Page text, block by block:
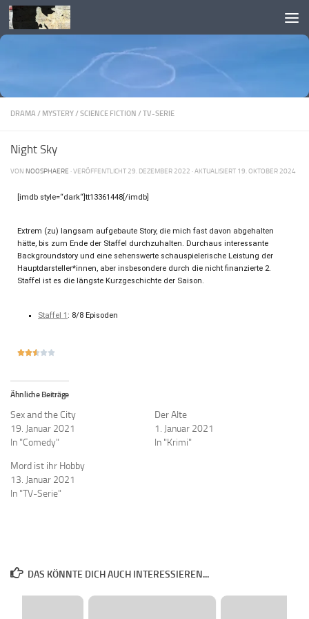
Skip to content
DRAMA / MYSTERY/ SCIENCE FICTION / TV-SERIE
Night Sky
VON NOOSPHAERE · VERÖFFENTLICHT29. DEZEMBER 2022 · AKTUALISIERT 19. OKTOBER 2024
[imdb style=“dark“]tt13361448[/imdb]
Extrem (zu) langsam aufgebaute Story, die mich fast davon abgehalten
hätte, bis zum Ende der Staffel durchzuhalten. Durchaus interessante
Backgroundstory und eine sehenswerte schauspielerische Leistung der
Hauptdarsteller*innen, aber insbesondere durch die nicht finanzierte 2.
Staffel ist es die längste Kurzgeschichte der Saison.
Staffel 1: 8/8 Episoden

Ähnliche Beiträge
Sex and the City
19. Januar 2021
In "Comedy"
Der Alte
1. Januar 2021
In "Krimi"
Mord ist ihr Hobby
13. Januar 2021
In "TV-Serie"
DAS KÖNNTE DICH AUCH INTERESSIEREN...